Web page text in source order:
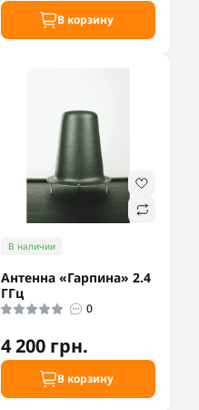
В корзину
В наличии
Антенна «Гарпина» 2.4
ГГц
0
4 200 грн.
В корзину